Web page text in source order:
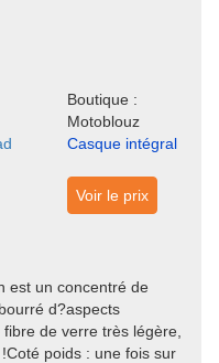
Boutique :
Motoblouz
Casque intégral
Voir le prix
est un concentré de
d?aspects
de verre très légère,
poids : une fois sur